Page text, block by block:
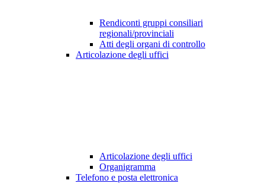
Rendiconti gruppi consiliari
regionali/provinciali
Atti degli organi di controllo
Articolazione degli uffici
Articolazione degli uffici
Organigramma
Telefono e posta elettronica